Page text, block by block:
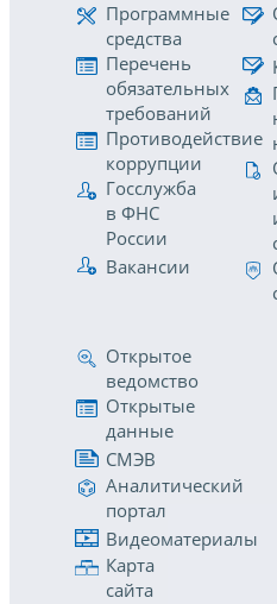
Программные
средства
Перечень
обязательных
требований
Противодействие
коррупции
Госслужба
в ФНС
России
Вакансии
Открытое
ведомство
Открытые
данные
СМЭВ
Аналитический
портал
Видеоматериалы
Карта
сайта